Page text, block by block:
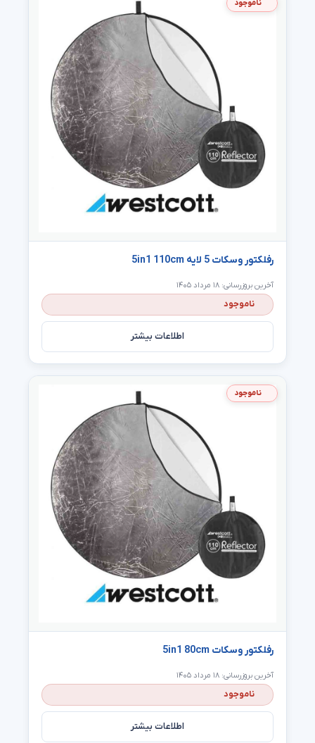
ناموجود
رفلکتور وسکات 5 لایه 5in1 110cm
آخرین بروزرسانی: ۱۸ مرداد ۱۴۰۵
ناموجود
اطلاعات بیشتر
ناموجود
رفلکتور وسکات 5in1 80cm
آخرین بروزرسانی: ۱۸ مرداد ۱۴۰۵
ناموجود
اطلاعات بیشتر